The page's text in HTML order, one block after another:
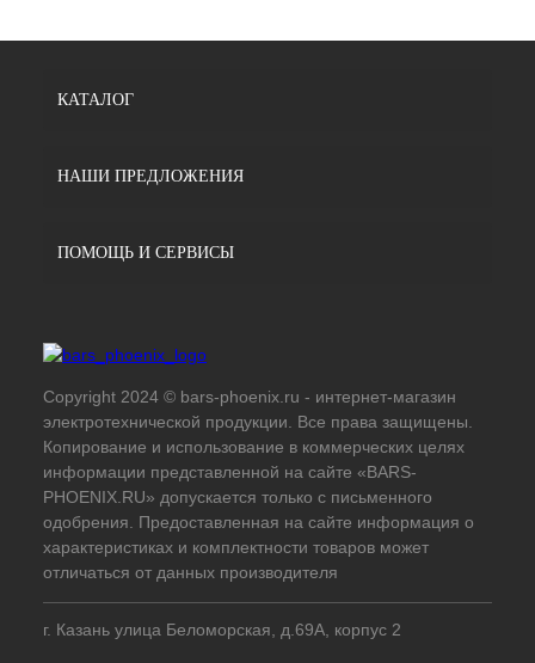
КАТАЛОГ
НАШИ ПРЕДЛОЖЕНИЯ
ПОМОЩЬ И СЕРВИСЫ
Copyright 2024 © bars-phoenix.ru - интернет-магазин
электротехнической продукции. Все права защищены.
Копирование и использование в коммерческих целях
информации представленной на сайте «BARS-
PHOENIX.RU» допускается только с письменного
одобрения. Предоставленная на сайте информация о
характеристиках и комплектности товаров может
отличаться от данных производителя
г. Казань улица Беломорская, д.69А, корпус 2